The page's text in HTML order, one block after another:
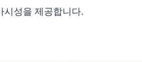
시성을 제공합니다.